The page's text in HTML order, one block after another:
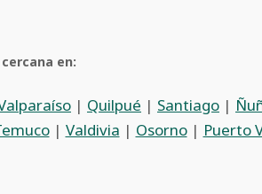
en:
| Quilpué | Santiago |
| Valdivia | Osorno| Puerto